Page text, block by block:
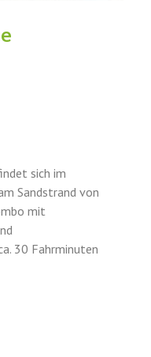
sich im
Sandstrand von
mit
30 Fahrminuten